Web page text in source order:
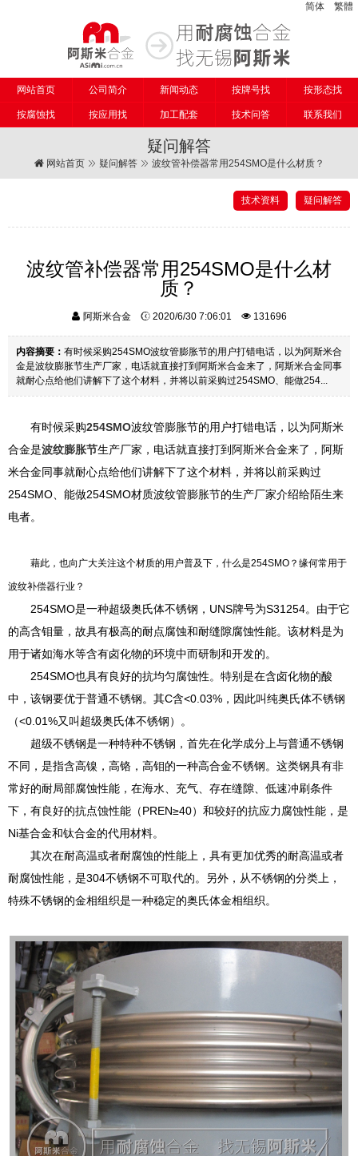
简体 繁體
网站首页 公司简介 新闻动态 按牌号找 按形态找
按腐蚀找 按应用找 加工配套 技术问答 联系我们
疑问解答
网站首页 疑问解答 波纹管补偿器常用254SMO是什么材质？
技术资料 疑问解答
波纹管补偿器常用254SMO是什么材
质？
阿斯米合金 2020/6/30 7:06:01 131696
内容摘要： 有时候采购254SMO波纹管膨胀节的用户打错电话，以为阿斯米合
金是波纹膨胀节生产厂家，电话就直接打到阿斯米合金来了，阿斯米合金同事
就耐心点给他们讲解下了这个材料，并将以前采购过254SMO、能做254...
有时候采购254SMO波纹管膨胀节的用户打错电话，以为阿斯米
合金是波纹膨胀节生产厂家，电话就直接打到阿斯米合金来了，阿斯
米合金同事就耐心点给他们讲解下了这个材料，并将以前采购过
254SMO、能做254SMO材质波纹管膨胀节的生产厂家介绍给陌生来
电者。
藉此，也向广大关注这个材质的用户普及下，什么是254SMO？缘何常用于
波纹补偿器行业？
254SMO是一种超级奥氏体不锈钢，UNS牌号为S31254。由于它
的高含钼量，故具有极高的耐点腐蚀和耐缝隙腐蚀性能。该材料是为
用于诸如海水等含有卤化物的环境中而研制和开发的。
254SMO也具有良好的抗均匀腐蚀性。特别是在含卤化物的酸
中，该钢要优于普通不锈钢。其C含<0.03%，因此叫纯奥氏体不锈钢
（<0.01%又叫超级奥氏体不锈钢）。
超级不锈钢是一种特种不锈钢，首先在化学成分上与普通不锈钢
不同，是指含高镍，高铬，高钼的一种高合金不锈钢。这类钢具有非
常好的耐局部腐蚀性能，在海水、充气、存在缝隙、低速冲刷条件
下，有良好的抗点蚀性能（PREN≥40）和较好的抗应力腐蚀性能，是
Ni基合金和钛合金的代用材料。
其次在耐高温或者耐腐蚀的性能上，具有更加优秀的耐高温或者
耐腐蚀性能，是304不锈钢不可取代的。另外，从不锈钢的分类上，
特殊不锈钢的金相组织是一种稳定的奥氏体金相组织。